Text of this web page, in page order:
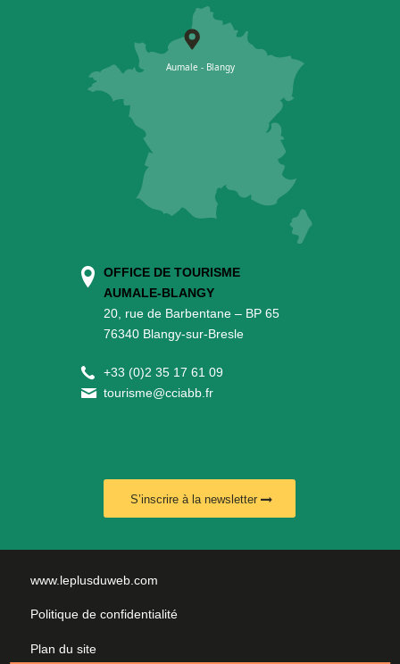
OFFICE DE TOURISME
AUMALE-BLANGY
20, rue de Barbentane – BP 65
76340 Blangy-sur-Bresle
+33 (0)2 35 17 61 09
tourisme@cciabb.fr
S’inscrire à la newsletter
www.leplusduweb.com
Politique de confidentialité
Plan du site